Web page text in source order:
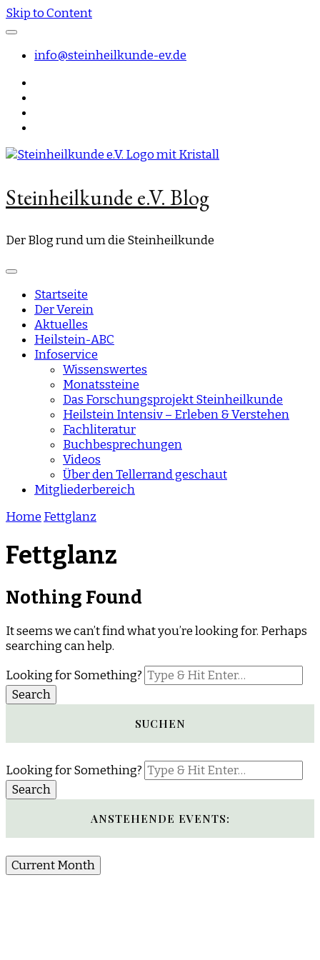
Skip to Content
info@steinheilkunde-ev.de
Steinheilkunde e.V. Blog
Der Blog rund um die Steinheilkunde
Startseite
Der Verein
Aktuelles
Heilstein-ABC
Infoservice
Wissenswertes
Monatssteine
Das Forschungsprojekt Steinheilkunde
Heilstein Intensiv – Erleben & Verstehen
Fachliteratur
Buchbesprechungen
Videos
Über den Tellerrand geschaut
Mitgliederbereich
Home Fettglanz
Fettglanz
Nothing Found
It seems we can’t find what you’re looking for. Perhaps
searching can help.
Looking for Something?
SUCHEN
Looking for Something?
ANSTEHENDE EVENTS:
Current Month